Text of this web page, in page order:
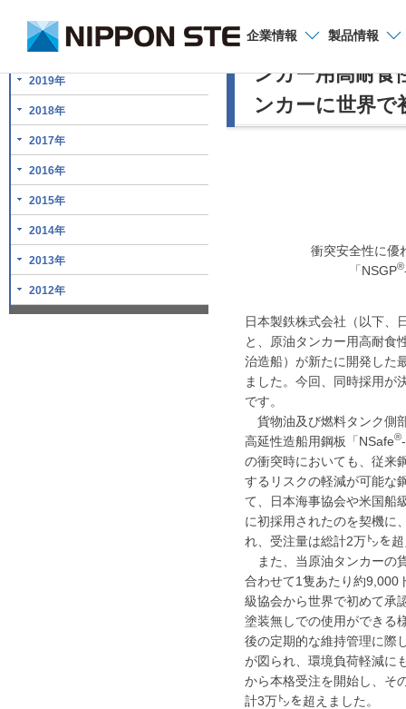
企業情報 製品情報
お問い合わせ
衝突安全性に優
ンカー用高耐食
ンカーに世界で
衝突安全性に優
「NSGP®
日本製鉄株式会社（以下、
と、原油タンカー用高耐食
治造船）が新たに開発した
ました。今回、同時採用が
です。
貨物油及び燃料タンク側
高延性造船用鋼板「NSafe®
の衝突時においても、従来
するリスクの軽減が可能な
て、日本海事協会や米国船
に初採用されたのを契機に
れ、受注量は総計2万㌧を
また、当原油タンカーの
合わせて1隻あたり約9,000
級協会から世界で初めて承
塗装無しでの使用ができる
後の定期的な維持管理に際
が図られ、環境負荷軽減に
から本格受注を開始し、そ
計3万㌧を超えました。
2019年
2018年
2017年
2016年
2015年
2014年
2013年
2012年